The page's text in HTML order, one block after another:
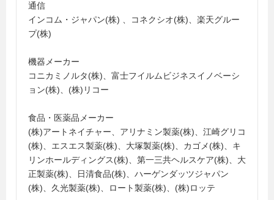
通信
インコム・ジャパン(株) 、コネクシオ(株)、楽天グルー
プ(株)
機器メーカー
コニカミノルタ(株)、富士フイルムビジネスイノベーシ
ョン(株)、(株)リコー
食品・医薬品メーカー
(株)アートネイチャー、アリナミン製薬(株)、江崎グリコ
(株)、エスエス製薬(株)、大塚製薬(株)、カゴメ(株)、キ
リンホールディングス(株)、第一三共ヘルスケア(株)、大
正製薬(株)、日清食品(株)、ハーゲンダッツジャパン
(株)、久光製薬(株)、ロート製薬(株)、(株)ロッテ